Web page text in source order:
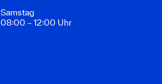
Samstag
08:00 – 12:00 Uhr